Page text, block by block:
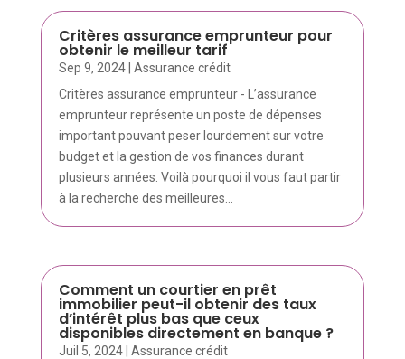
Critères assurance emprunteur pour
obtenir le meilleur tarif
Sep 9, 2024| Assurance crédit
Critères assurance emprunteur - L’assurance
emprunteur représente un poste de dépenses
important pouvant peser lourdement sur votre
budget et la gestion de vos finances durant
plusieurs années. Voilà pourquoi il vous faut partir
à la recherche des meilleures...
Comment un courtier en prêt
immobilier peut-il obtenir des taux
d’intérêt plus bas que ceux
disponibles directement en banque ?
Juil 5, 2024| Assurance crédit